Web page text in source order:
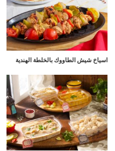
اسياخ شيش الطاووك بالخلطة الهندية